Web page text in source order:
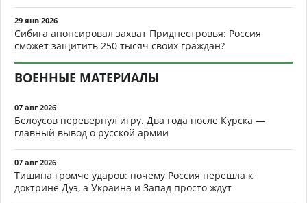
29 янв 2026
Сибига анонсировал захват Приднестровья: Россия
сможет защитить 250 тысяч своих граждан?
ВОЕННЫЕ МАТЕРИАЛЫ
07 авг 2026
Белоусов перевернул игру. Два года после Курска —
главный вывод о русской армии
07 авг 2026
Тишина громче ударов: почему Россия перешла к
доктрине Дуэ, а Украина и Запад просто ждут